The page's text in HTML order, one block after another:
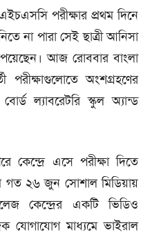
পরীক্ষার প্রথম দিনে
না পারা সেই ছাত্রী আনিসা
আজ রোববার বাংলা
পরীক্ষাগুলোতে অংশগ্রহণের
ল্যাবরেটরি স্কুল অ্যান্ড
কেন্দ্রে এসে পরীক্ষা দিতে
গত ২৬ জুন সোশাল মিডিয়ায়
কেন্দ্রের একটি ভিডিও
যোগাযোগ মাধ্যমে ভাইরাল